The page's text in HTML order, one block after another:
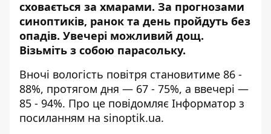
сховається за хмарами. За прогнозами
синоптиків, ранок та день пройдуть без
опадів. Увечері можливий дощ.
Візьміть з собою парасольку.
Вночі вологість повітря становитиме 86 -
88%, протягом дня — 67 - 75%, а ввечері —
85 - 94%. Про це повідомляє Інформатор з
посиланням на sinoptik.ua.